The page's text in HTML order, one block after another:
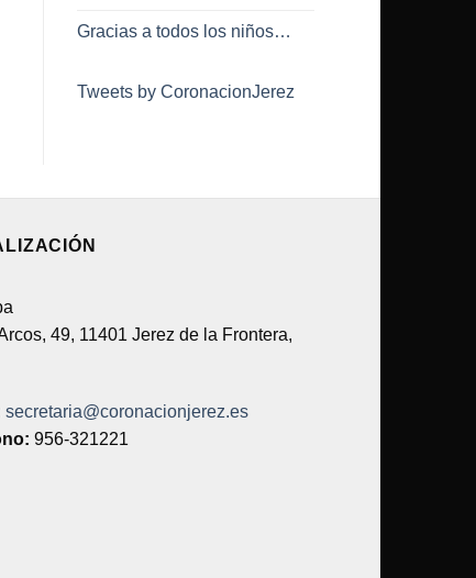
Gracias a todos los niños…
Tweets by CoronacionJerez
49, 11401 Jerez de la Frontera,
secretaria@coronacionjerez.es
956-321221